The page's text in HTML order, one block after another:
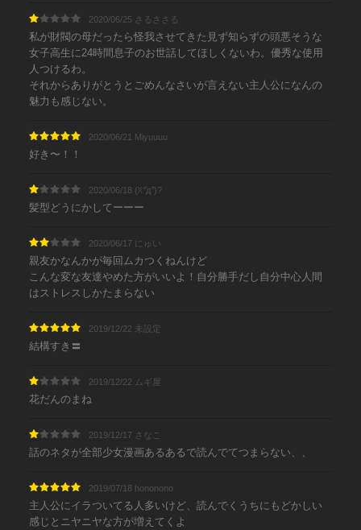
2020/06/25 さるささる
私が財閥の母だったら怪我させてきた見ず知らずの頭悪そうな
女子高生に24時間息子のお世話してほしくないわ。優秀な使用
人つけるわ。
それからありがとうとごめんなさいが言えない主人公になんの
魅力も感じない。
2020/06/21 Miyuuuu
好き〜！！
2020/06/18 (ꐦ°᷄д°᷅)?
髪型どうにかしてーーー
2020/06/17 にゅい
親友かなんかが毎回ムカつくねんけど
こんな変な友達やめた方がいいよ！自分勝手だし自分中心人間
はストレスしかたまらない
2019/12/22 未設定
結構すき〓
2019/12/22 ムギ屋
花だんのまね
2019/12/17 さなこ
話のネタが全部少女漫画あるあるで読んでてつまらない、、
2019/07/18 hononono
主人公にイラついてる人多いけど、読んでくうちにもどかしい
感じとニヤニヤな方が増えてくよ